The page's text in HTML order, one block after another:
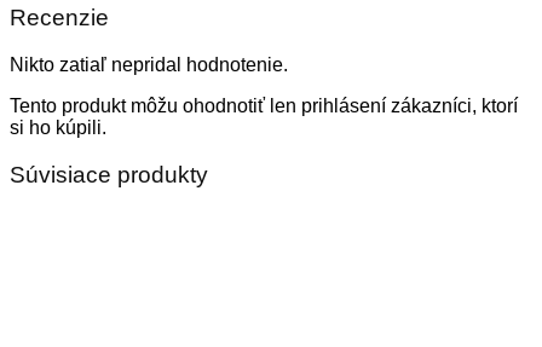
Recenzie
Nikto zatiaľ nepridal hodnotenie.
Tento produkt môžu ohodnotiť len prihlásení zákazníci, ktorí
si ho kúpili.
Súvisiace produkty